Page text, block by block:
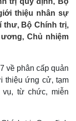
tiết
thiệu nhân sự
thư, Bộ Chính trị,
Chủ nhiệm
về phân cấp quản
thiệu ứng cử, tạm
từ chức, miễn